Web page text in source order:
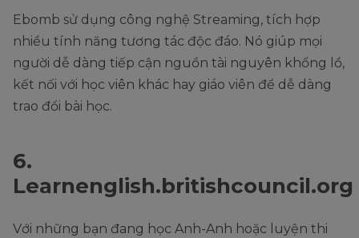
Ebomb sử dụng công nghệ Streaming, tích hợp
nhiều tính năng tương tác độc đáo. Nó giúp mọi
người dễ dàng tiếp cận nguồn tài nguyên khổng lồ,
kết nối với học viên khác hay giáo viên để dễ dàng
trao đổi bài học.
6.
Learnenglish.britishcouncil.org
Với những bạn đang học Anh-Anh hoặc luyện thi